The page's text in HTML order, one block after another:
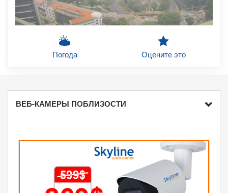
Погода Оцените это
ВЕБ-КАМЕРЫ ПОБЛИЗОСТИ